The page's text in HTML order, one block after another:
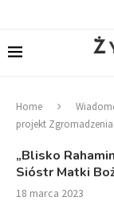
Home
projekt Zgromadzenia
„Blisko
Sióstr Matki
18 marca 2023